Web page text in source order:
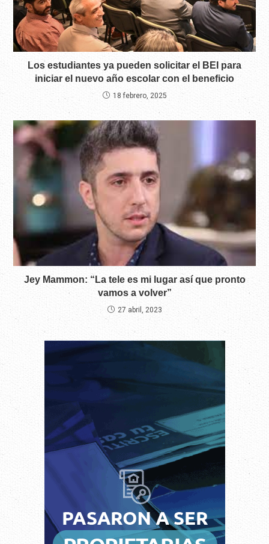
Los estudiantes ya pueden solicitar el BEI para
iniciar el nuevo año escolar con el beneficio
18 febrero, 2025
Jey Mammon: “La tele es mi lugar así que pronto
vamos a volver”
27 abril, 2023